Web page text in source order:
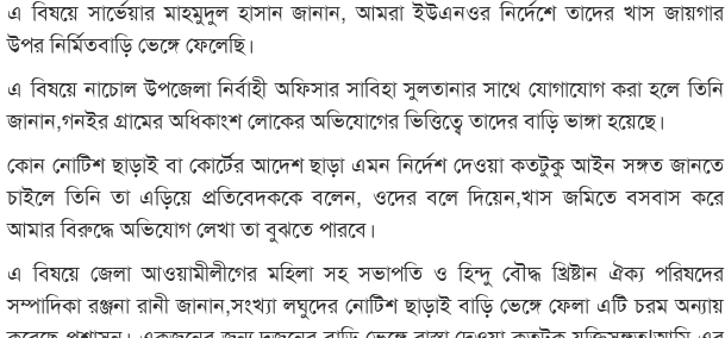
এ বিষয়ে সার্ভেয়ার মাহমুদুল হাসান জানান, আমরা ইউএনওর নির্দেশে তাদের খাস জায়গার
উপর নির্মিতবাড়ি ভেঙ্গে ফেলেছি।
এ বিষয়ে নাচোল উপজেলা নির্বাহী অফিসার সাবিহা সুলতানার সাথে যোগাযোগ করা হলে তিনি
জানান,গনইর গ্রামের অধিকাংশ লোকের অভিযোগের ভিত্তিত্বে তাদের বাড়ি ভাঙ্গা হয়েছে।
কোন নোটিশ ছাড়াই বা কোর্টের আদেশ ছাড়া এমন নির্দেশ দেওয়া কতটুকু আইন সঙ্গত জানতে
চাইলে তিনি তা এড়িয়ে প্রতিবেদককে বলেন, ওদের বলে দিয়েন,খাস জমিতে বসবাস করে
আমার বিরুদ্ধে অভিযোগ লেখা তা বুঝতে পারবে।
এ বিষয়ে জেলা আওয়ামীলীগের মহিলা সহ সভাপতি ও হিন্দু বৌদ্ধ খ্রিষ্টান ঐক্য পরিষদের
সম্পাদিকা রঞ্জনা রানী জানান,সংখ্যা লঘুদের নোটিশ ছাড়াই বাড়ি ভেঙ্গে ফেলা এটি চরম অন্যায়